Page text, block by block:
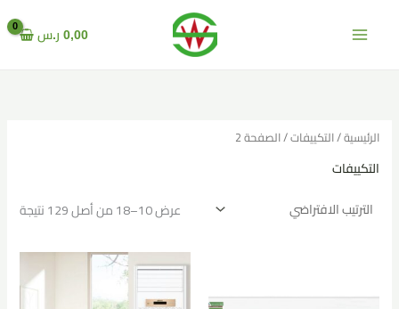
0,00 ر.س
الرئيسية/التكييفات/ الصفحة 2
التكييفات
عرض 10–18 من أصل 129 نتيجة